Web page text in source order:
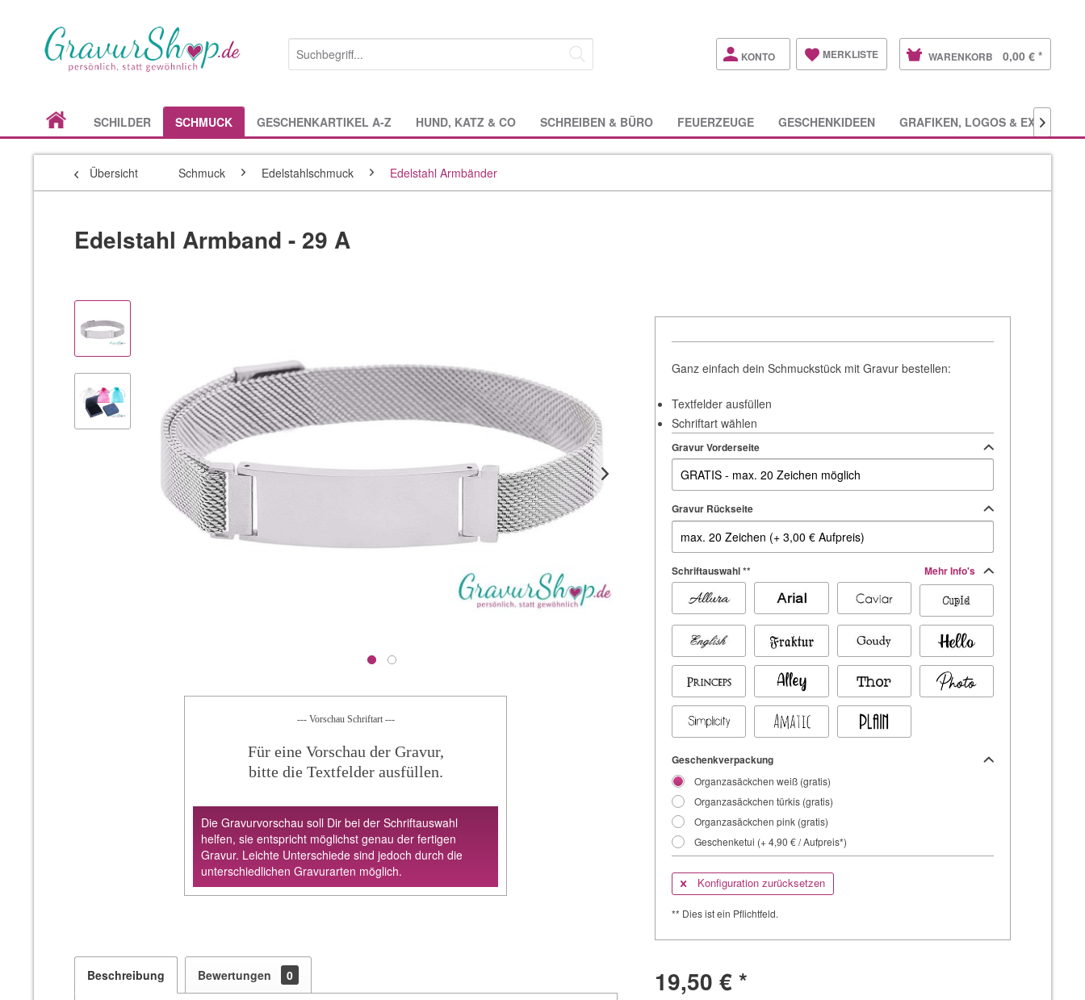
KONTO MERKLISTE WARENKORB 0,00 € *
SCHILDER SCHMUCK GESCHENKARTIKEL A-Z HUND, KATZ & CO SCHREIBEN & BÜRO FEUERZEUGE GESCHENKIDEEN GRAFIKEN, LOGOS & EXTRAS

Übersicht Schmuck Edelstahlschmuck Edelstahl Armbänder
Edelstahl Armband - 29 A
--- Vorschau Schriftart ---
Für eine Vorschau der Gravur,
bitte die Textfelder ausfüllen.
Die Gravurvorschau soll Dir bei der Schriftauswahl
helfen, sie entspricht möglichst genau der fertigen
Gravur. Leichte Unterschiede sind jedoch durch die
unterschiedlichen Gravurarten möglich.
Beschreibung Bewertungen 0
Ganz einfach dein Schmuckstück mit Gravur bestellen:
Textfelder ausfüllen
Schriftart wählen
Gravur Vorderseite
Gravur Rückseite
Schriftauswahl ** Mehr Info's
Geschenkverpackung
Organzasäckchen weiß (gratis)
Organzasäckchen türkis (gratis)
Organzasäckchen pink (gratis)
Geschenketui (+ 4,90 € / Aufpreis*)
Konfiguration zurücksetzen
** Dies ist ein Pflichtfeld.
19,50 € *